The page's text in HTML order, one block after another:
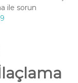
ile sorun